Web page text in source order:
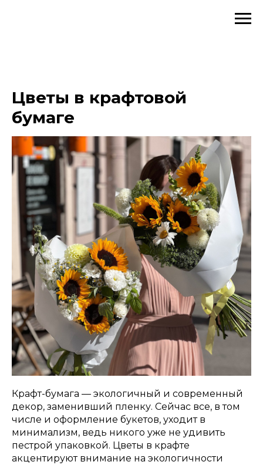
Цветы в крафтовой
бумаге
Крафт-бумага — экологичный и современный
декор, заменивший пленку. Сейчас все, в том
числе и оформление букетов, уходит в
минимализм, ведь никого уже не удивить
пестрой упаковкой. Цветы в крафте
акцентируют внимание на экологичности